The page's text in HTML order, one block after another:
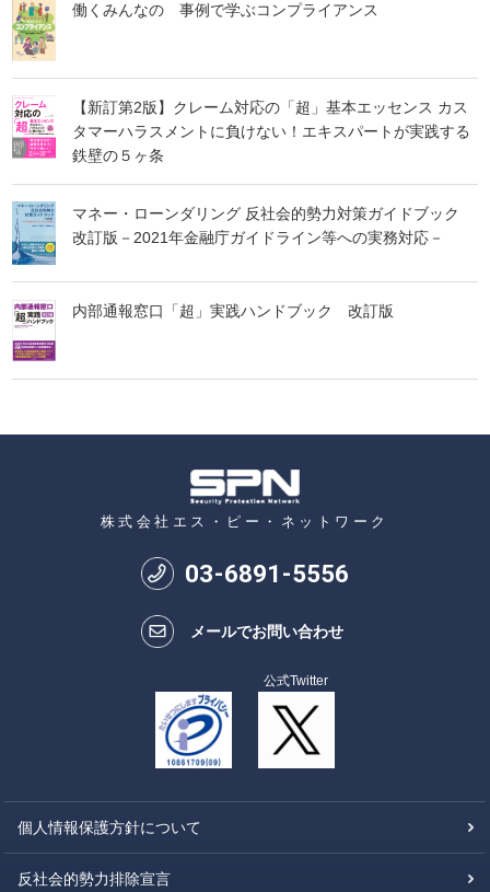
働くみんなの 事例で学ぶコンプライアンス
【新訂第2版】クレーム対応の「超」基本エッセンス カス
タマーハラスメントに負けない！エキスパートが実践する
鉄壁の５ヶ条
マネー・ローンダリング 反社会的勢力対策ガイドブック
改訂版－2021年金融庁ガイドライン等への実務対応－
内部通報窓口「超」実践ハンドブック 改訂版
株式会社エス・ピー・ネットワーク
03-6891-5556
メールでお問い合わせ
公式Twitter
個人情報保護方針について
反社会的勢力排除宣言